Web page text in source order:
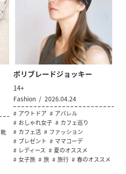
靴
ポリブレードジョッキー
14+
Fashion 2026.04.24
アウトドア
アパレル
おしゃれ女子
カフェ巡り
カフェ活
ファッション
プレゼント
ママコーデ
レディース
夏のオススメ
女子旅
旅 旅行 春のオススメ